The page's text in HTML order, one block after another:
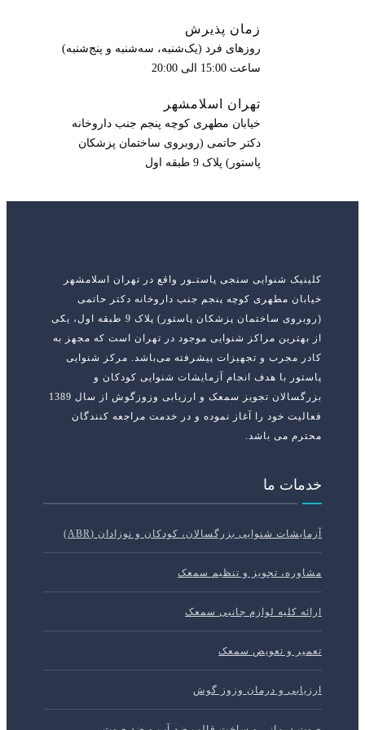
زمان پذیرش
روزهای فرد (یک‌شنبه، سه‌شنبه و پنج‌شنبه)
ساعت 15:00 الی 20:00
تهران اسلامشهر
خیابان مطهری کوچه پنجم جنب داروخانه
دکتر حاتمی (روبروی ساختمان پزشکان
پاستور) پلاک 9 طبقه اول
کلینیک شنوایی سنجی پاستـور واقع در تهران اسلامشهر
خیابان مطهری کوچه پنجم جنب داروخانه دکتر حاتمی
(روبروی ساختمان پزشکان پاستور) پلاک 9 طبقه اول، یکی
از بهترین مراکز شنوایی موجود در تهران است که مجهز به
کادر مجرب و تجهیزات پیشرفته می‌باشد. مرکز شنوایی
پاستور با هدف انجام آزمایشات شنوایی کودکان و
بزرگسالان تجویز سمعک و ارزیابی وزوزگوش از سال 1389
فعالیت خود را آغاز نموده و در خدمت مراجعه کنندگان
محترم می باشد.
خدمات ما
آزمایشات شنوایی بزرگسالان، کودکان و نوزادان (ABR)
مشاوره، تجویز و تنظیم سمعک
ارائه کلیه لوازم جانبی سمعک
تعمیر و تعویض سمعک
ارزیابی و درمان وزوز گوش